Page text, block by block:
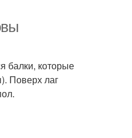
балки, которые
Поверх лаг